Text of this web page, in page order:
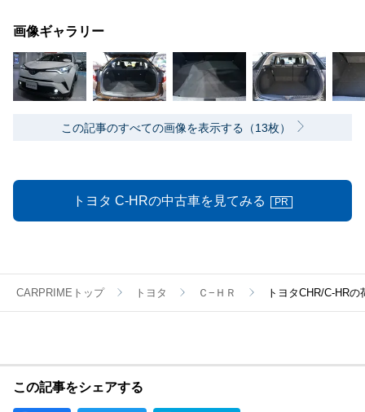
画像ギャラリー
この記事のすべての画像を表示する（13枚）
トヨタ C-HRの中古車を見てみる PR
CARPRIMEトップ トヨタ Ｃ−ＨＲ トヨタCHR/C-HR
この記事をシェアする